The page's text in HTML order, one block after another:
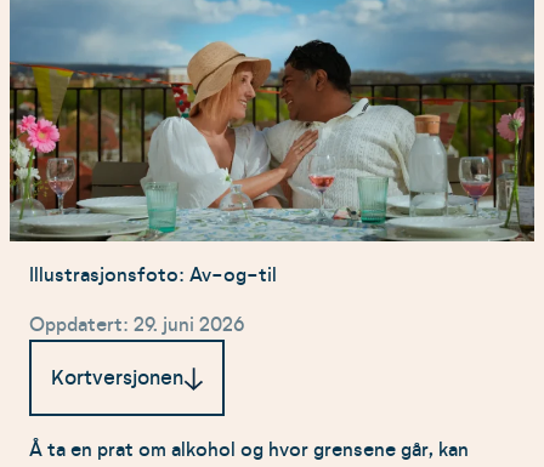
Illustrasjonsfoto: Av-og-til
Oppdatert: 29. juni 2026
Kortversjonen
Her får du gode råd om alkohol, parforhold, og
Å ta en prat om alkohol og hvor grensene går, kan